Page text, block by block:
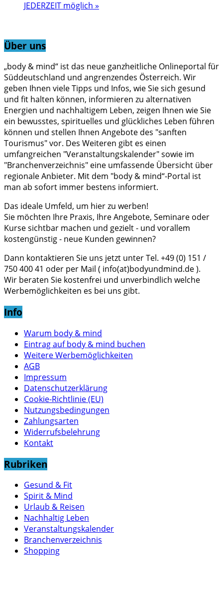
JEDERZEIT möglich »
Über uns
„body & mind“ ist das neue ganzheitliche Onlineportal für
Süddeutschland und angrenzendes Österreich. Wir
geben Ihnen viele Tipps und Infos, wie Sie sich gesund
und fit halten können, informieren zu alternativen
Energien und nachhaltigem Leben, zeigen Ihnen wie Sie
ein bewusstes, spirituelles und glückliches Leben führen
können und stellen Ihnen Angebote des "sanften
Tourismus" vor. Des Weiteren gibt es einen
umfangreichen "Veranstaltungskalender" sowie im
"Branchenverzeichnis" eine umfassende Übersicht über
regionale Anbieter. Mit dem "body & mind“-Portal ist
man ab sofort immer bestens informiert.
Das ideale Umfeld, um hier zu werben!
Sie möchten Ihre Praxis, Ihre Angebote, Seminare oder
Kurse sichtbar machen und gezielt - und vorallem
kostengünstig - neue Kunden gewinnen?
Dann kontaktieren Sie uns jetzt unter Tel. +49 (0) 151 /
750 400 41 oder per Mail ( info(at)bodyundmind.de ).
Wir beraten Sie kostenfrei und unverbindlich welche
Werbemöglichkeiten es bei uns gibt.
Info
Warum body & mind
Eintrag auf body & mind buchen
Weitere Werbemöglichkeiten
AGB
Impressum
Datenschutzerklärung
Cookie-Richtlinie (EU)
Nutzungsbedingungen
Zahlungsarten
Widerrufsbelehrung
Kontakt
Rubriken
Gesund & Fit
Spirit & Mind
Urlaub & Reisen
Nachhaltig Leben
Veranstaltungskalender
Branchenverzeichnis
Shopping